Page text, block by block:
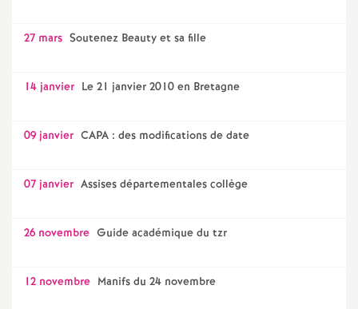
27 mars Soutenez Beauty et sa fille
14 janvier Le 21 janvier 2010 en Bretagne
09 janvier CAPA : des modifications de date
07 janvier Assises départementales collège
26 novembre Guide académique du tzr
12 novembre Manifs du 24 novembre